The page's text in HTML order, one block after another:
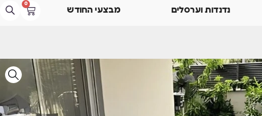
נדנדות וערסלים מבצעי החודש
0